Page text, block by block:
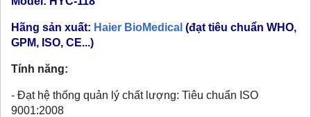
Hãng sản xuất: Haier BioMedical (đạt tiêu chuẩn WHO,
GPM, ISO, CE...)
Tính năng:
- Đạt hệ thống quản lý chất lượng: Tiêu chuẩn ISO
9001:2008